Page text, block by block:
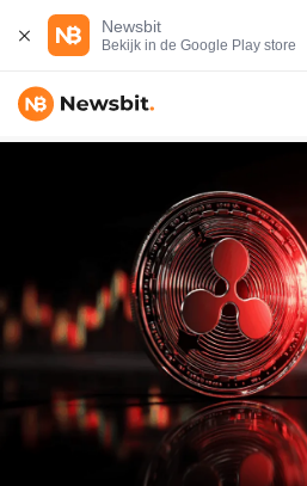
Newsbit
Bekijk in de Google Play store